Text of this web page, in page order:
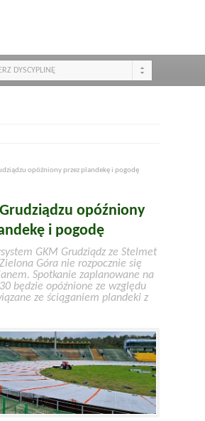
DYSCYPLINĘ
opóźniony przez plandekę i pogodę
opóźniony
i pogodę
GKM Grudziądz ze Stelmet
Góra nie rozpocznie się
Spotkanie zaplanowane na
będzie opóźnione ze względu
ze ściąganiem plandeki z